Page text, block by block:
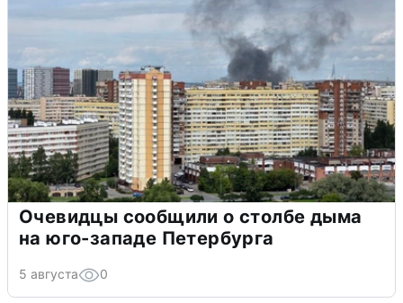
Очевидцы сообщили о столбе дыма
на юго-западе Петербурга
5 августа 0